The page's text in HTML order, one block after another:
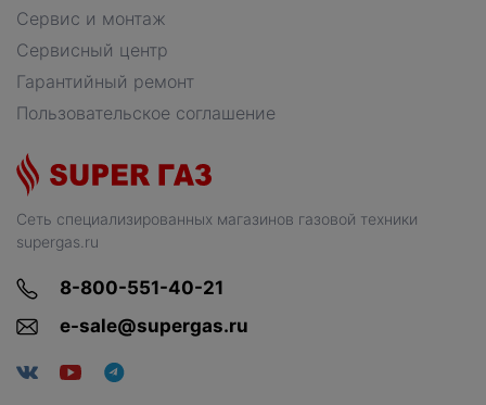
Сеть специализированных магазинов газовой техники
supergas.ru
8-800-551-40-21
e-sale@supergas.ru
Сервис и монтаж
Сервисный центр
Гарантийный ремонт
Пользовательское соглашение